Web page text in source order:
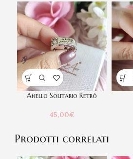
Anello Solitario Retrò
45,00€
Prodotti correlati